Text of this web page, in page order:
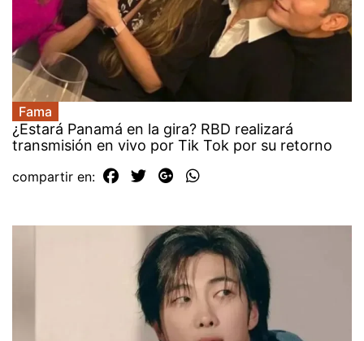
Fama
¿Estará Panamá en la gira? RBD realizará
transmisión en vivo por Tik Tok por su retorno
compartir en: